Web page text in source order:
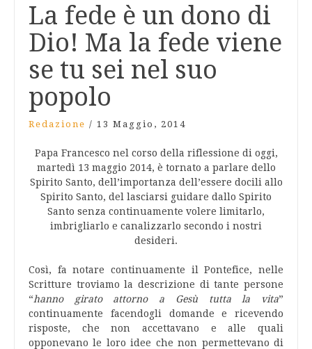
La fede è un dono di
Dio! Ma la fede viene
se tu sei nel suo
popolo
Redazione / 13 Maggio, 2014
Papa Francesco nel corso della riflessione di oggi,
martedì 13 maggio 2014, è tornato a parlare dello
Spirito Santo, dell’importanza dell’essere docili allo
Spirito Santo, del lasciarsi guidare dallo Spirito
Santo senza continuamente volere limitarlo,
imbrigliarlo e canalizzarlo secondo i nostri
desideri.
Così, fa notare continuamente il Pontefice, nelle
Scritture troviamo la descrizione di tante persone
“hanno girato attorno a Gesù tutta la vita”
continuamente facendogli domande e ricevendo
risposte, che non accettavano e alle quali
opponevano le loro idee che non permettevano di